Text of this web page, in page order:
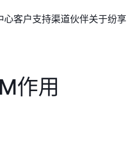
心客户支持渠道伙伴关于纷享
作用